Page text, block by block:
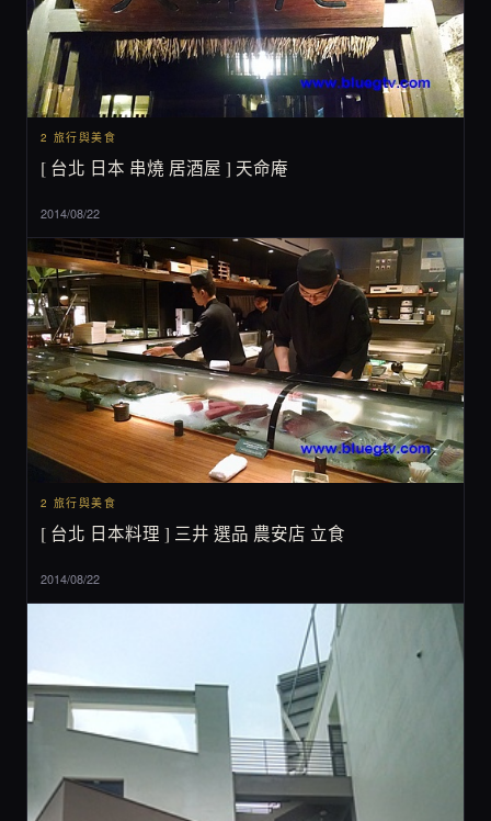
2 旅行與美食
[ 台北 日本 串燒 居酒屋 ] 天命庵
2014/08/22
2 旅行與美食
[ 台北 日本料理 ] 三井 選品 農安店 立食
2014/08/22